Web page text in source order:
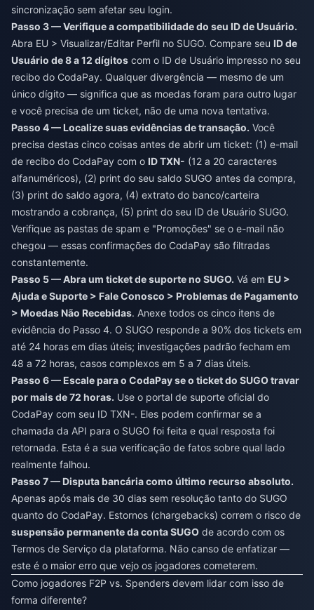
sincronização sem afetar seu login.
Passo 3 — Verifique a compatibilidade do seu ID de Usuário.
Abra EU > Visualizar/Editar Perfil no SUGO. Compare seu ID de
Usuário de 8 a 12 dígitos com o ID de Usuário impresso no seu
recibo do CodaPay. Qualquer divergência — mesmo de um
único dígito — significa que as moedas foram para outro lugar
e você precisa de um ticket, não de uma nova tentativa.
Passo 4 — Localize suas evidências de transação. Você
precisa destas cinco coisas antes de abrir um ticket: (1) e-mail
de recibo do CodaPay com o ID TXN- (12 a 20 caracteres
alfanuméricos), (2) print do seu saldo SUGO antes da compra,
(3) print do saldo agora, (4) extrato do banco/carteira
mostrando a cobrança, (5) print do seu ID de Usuário SUGO.
Verifique as pastas de spam e "Promoções" se o e-mail não
chegou — essas confirmações do CodaPay são filtradas
constantemente.
Passo 5 — Abra um ticket de suporte no SUGO. Vá em EU >
Ajuda e Suporte > Fale Conosco > Problemas de Pagamento
> Moedas Não Recebidas. Anexe todos os cinco itens de
evidência do Passo 4. O SUGO responde a 90% dos tickets em
até 24 horas em dias úteis; investigações padrão fecham em
48 a 72 horas, casos complexos em 5 a 7 dias úteis.
Passo 6 — Escale para o CodaPay se o ticket do SUGO travar
por mais de 72 horas. Use o portal de suporte oficial do
CodaPay com seu ID TXN-. Eles podem confirmar se a
chamada da API para o SUGO foi feita e qual resposta foi
retornada. Esta é a sua verificação de fatos sobre qual lado
realmente falhou.
Passo 7 — Disputa bancária como último recurso absoluto.
Apenas após mais de 30 dias sem resolução tanto do SUGO
quanto do CodaPay. Estornos (chargebacks) correm o risco de
suspensão permanente da conta SUGO de acordo com os
Termos de Serviço da plataforma. Não canso de enfatizar —
este é o maior erro que vejo os jogadores cometerem.
Como jogadores F2P vs. Spenders devem lidar com isso de
forma diferente?